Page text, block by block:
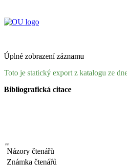
Úplné zobrazení záznamu
Toto je statický export z katalogu ze
Bibliografická citace
Názory čtenářů
Známka čtenářů